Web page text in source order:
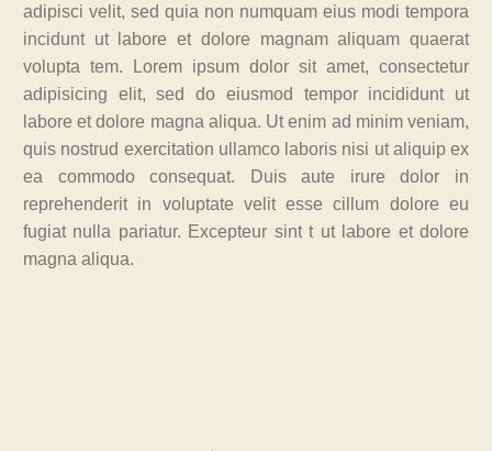
adipisci velit, sed quia non numquam eius modi tempora
incidunt ut labore et dolore magnam aliquam quaerat
volupta tem. Lorem ipsum dolor sit amet, consectetur
adipisicing elit, sed do eiusmod tempor incididunt ut
labore et dolore magna aliqua. Ut enim ad minim veniam,
quis nostrud exercitation ullamco laboris nisi ut aliquip ex
ea commodo consequat. Duis aute irure dolor in
reprehenderit in voluptate velit esse cillum dolore eu
fugiat nulla pariatur. Excepteur sint t ut labore et dolore
magna aliqua.